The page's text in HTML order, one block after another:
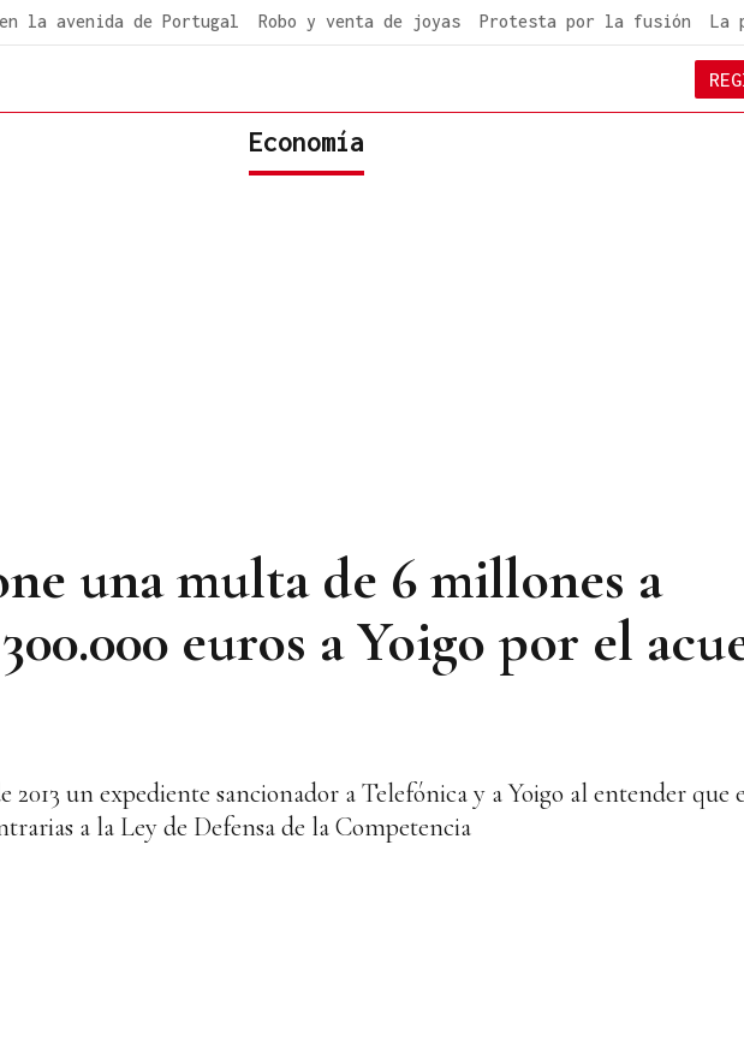
la avenida de Portugal Robo y venta de joyas Protesta por la fusión La
Economía
una multa de 6 millones a
euros a Yoigo por el
un expediente sancionador a Telefónica y a Yoigo al entender que
a la Ley de Defensa de la Competencia